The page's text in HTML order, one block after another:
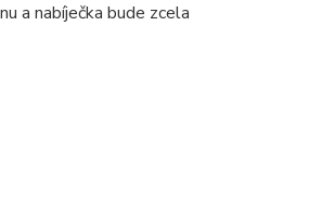
a nabíječka bude zcela